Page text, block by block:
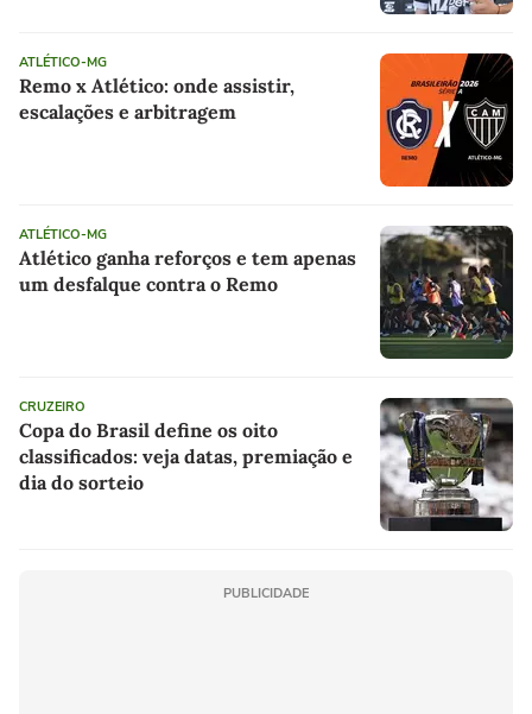
ATLÉTICO-MG
Remo x Atlético: onde assistir,
escalações e arbitragem
ATLÉTICO-MG
Atlético ganha reforços e tem apenas
um desfalque contra o Remo
CRUZEIRO
Copa do Brasil define os oito
classificados: veja datas, premiação e
dia do sorteio
PUBLICIDADE